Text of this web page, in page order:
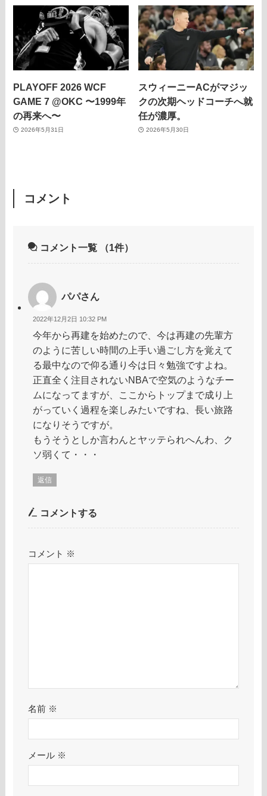
PLAYOFF 2026 WCF
GAME 7 @OKC 〜1999年
の再来へ〜
2026年5月31日
スウィーニーACがマジッ
クの次期ヘッドコーチへ就
任が濃厚。
2026年5月30日
コメント
コメント一覧 （1件）
パパさん
2022年12月2日 10:32 PM
今年から再建を始めたので、今は再建の先輩方
のように苦しい時間の上手い過ごし方を覚えて
る最中なので仰る通り今は日々勉強ですよね。
正直全く注目されないNBAで空気のようなチー
ムになってますが、ここからトップまで成り上
がっていく過程を楽しみたいですね、長い旅路
になりそうですが。
もうそうとしか言わんとヤッテられへんわ、ク
ソ弱くて・・・
返信
コメントする
コメント ※
名前 ※
メール ※